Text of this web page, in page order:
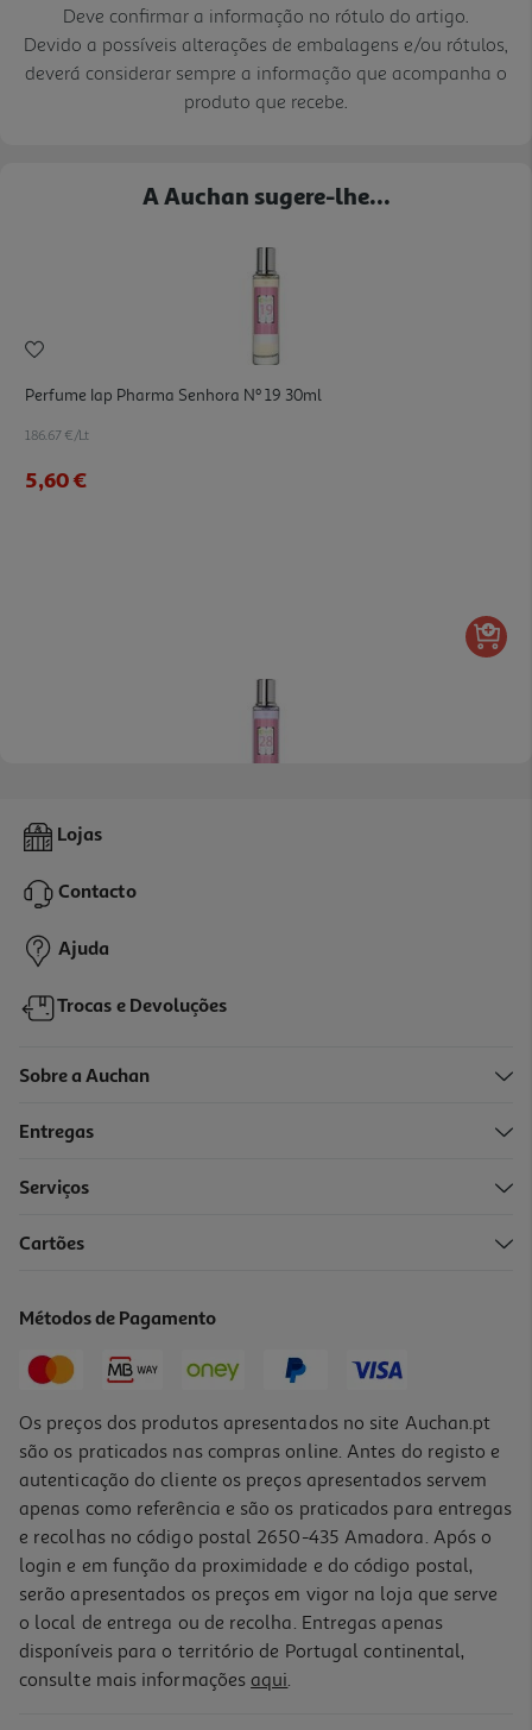
Deve confirmar a informação no rótulo do artigo.
Devido a possíveis alterações de embalagens e/ou rótulos,
deverá considerar sempre a informação que acompanha o
produto que recebe.
A Auchan sugere-lhe...
Perfume Iap Pharma Senhora Nº 19 30ml
186.67 €/Lt
5,60 €
Perfume Iap Pharma Senhora Nº28 30ml
5,60 €
Perfume Iap Pharma Essenza Mistero Di Fiori 100ml
Lojas
Contacto
Ajuda
Trocas e Devoluções
Sobre a Auchan
Entregas
Serviços
Cartões
Métodos de Pagamento
Os preços dos produtos apresentados no site Auchan.pt
são os praticados nas compras online. Antes do registo e
autenticação do cliente os preços apresentados servem
apenas como referência e são os praticados para entregas
e recolhas no código postal 2650-435 Amadora. Após o
login e em função da proximidade e do código postal,
serão apresentados os preços em vigor na loja que serve
o local de entrega ou de recolha. Entregas apenas
disponíveis para o território de Portugal continental,
consulte mais informações aqui.